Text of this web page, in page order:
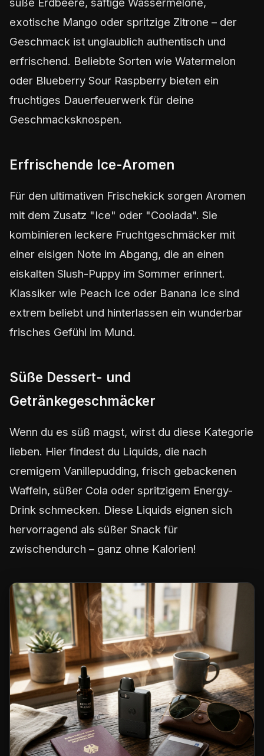
süße Erdbeere, saftige Wassermelone,
exotische Mango oder spritzige Zitrone – der
Geschmack ist unglaublich authentisch und
erfrischend. Beliebte Sorten wie Watermelon
oder Blueberry Sour Raspberry bieten ein
fruchtiges Dauerfeuerwerk für deine
Geschmacksknospen.
Erfrischende Ice-Aromen
Für den ultimativen Frischekick sorgen Aromen
mit dem Zusatz "Ice" oder "Coolada". Sie
kombinieren leckere Fruchtgeschmäcker mit
einer eisigen Note im Abgang, die an einen
eiskalten Slush-Puppy im Sommer erinnert.
Klassiker wie Peach Ice oder Banana Ice sind
extrem beliebt und hinterlassen ein wunderbar
frisches Gefühl im Mund.
Süße Dessert- und
Getränkegeschmäcker
Wenn du es süß magst, wirst du diese Kategorie
lieben. Hier findest du Liquids, die nach
cremigem Vanillepudding, frisch gebackenen
Waffeln, süßer Cola oder spritzigem Energy-
Drink schmecken. Diese Liquids eignen sich
hervorragend als süßer Snack für
zwischendurch – ganz ohne Kalorien!